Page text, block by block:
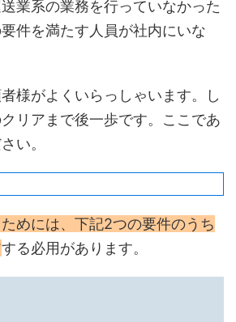
業系の業務を行っていなかった
件を満たす人員が社内にいな
様がよくいらっしゃいます。し
リアまで後一歩です。ここであ
い。
めには、下記2つの要件のうち
する必用があります。